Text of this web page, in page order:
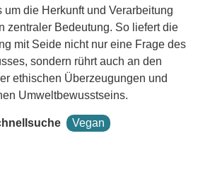
um die Herkunft und Verarbeitung
zentraler Bedeutung. So liefert die
mit Seide nicht nur eine Frage des
sondern rührt auch an den
ethischen Überzeugungen und
Umweltbewusstseins.
Vegan